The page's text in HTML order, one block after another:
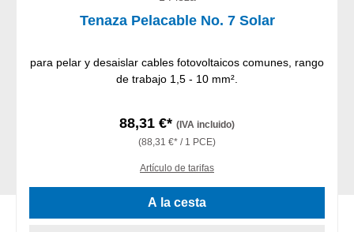
Tenaza Pelacable No. 7 Solar
para pelar y desaislar cables fotovoltaicos comunes, rango
de trabajo 1,5 - 10 mm².
88,31 €* (IVA incluido)
(88,31 €* / 1 PCE)
Artículo de tarifas
A la cesta